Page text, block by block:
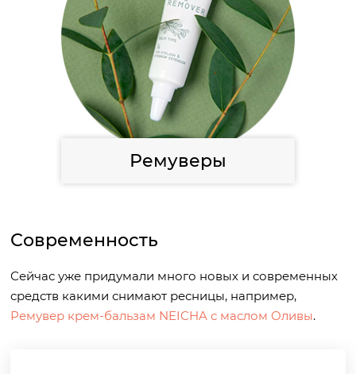
Ремуверы
Современность
Сейчас уже придумали много новых и современных
средств какими снимают ресницы, например,
Ремувер крем-бальзам NEICHA с маслом Оливы.